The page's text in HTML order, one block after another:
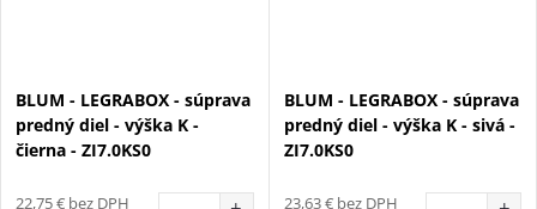
BLUM - LEGRABOX - súprava
predný diel - výška K -
čierna - ZI7.0KS0
22,75 € bez DPH
BLUM - LEGRABOX - súprava
predný diel - výška K - sivá -
ZI7.0KS0
23,63 € bez DPH